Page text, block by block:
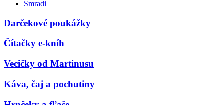
Smradi
Darčekové poukážky
Čítačky e-kníh
Vecičky od Martinusu
Káva, čaj a pochutiny